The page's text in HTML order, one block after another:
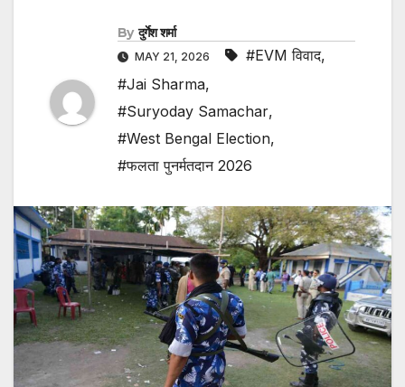
By दुर्गेश शर्मा
MAY 21, 2026 #EVM विवाद,
#Jai Sharma,
#Suryoday Samachar,
#West Bengal Election,
#फलता पुनर्मतदान 2026